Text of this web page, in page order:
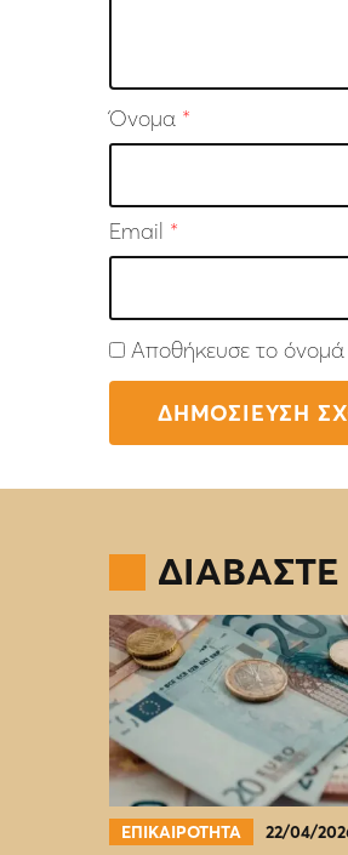
Όνομα *
Email *
Αποθήκευσε το
ΕΠΙΚΑΙΡΟΤΗΤΑ 22/04/